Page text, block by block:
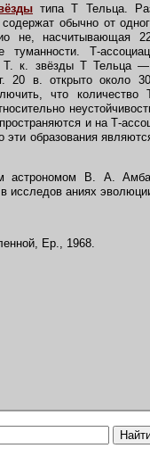
типа Т Тельца.
обычно от
не, насчитывающая
Т-
Т. к. звёзды Т Тельца
20 в. открыто около
что количество
и на Т-
эти образования
В. А.
исследов аниях
Ер., 1968.